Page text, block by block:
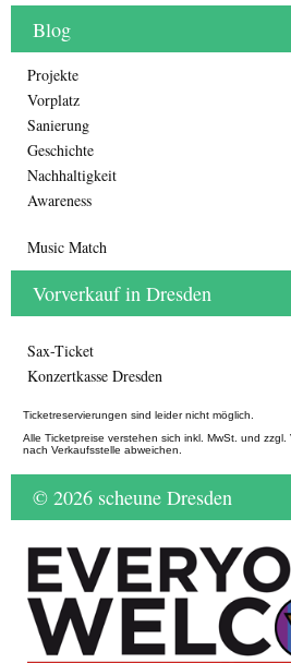
Blog
Projekte
Vorplatz
Sanierung
Geschichte
Nachhaltigkeit
Awareness
Music Match
Vorverkauf in Dresden
Sax-Ticket
Konzertkasse Dresden
Ticketreservierungen sind leider nicht möglich.
Alle Ticketpreise verstehen sich inkl. MwSt. und
nach Verkaufsstelle abweichen.
© 2026 scheune Dresden